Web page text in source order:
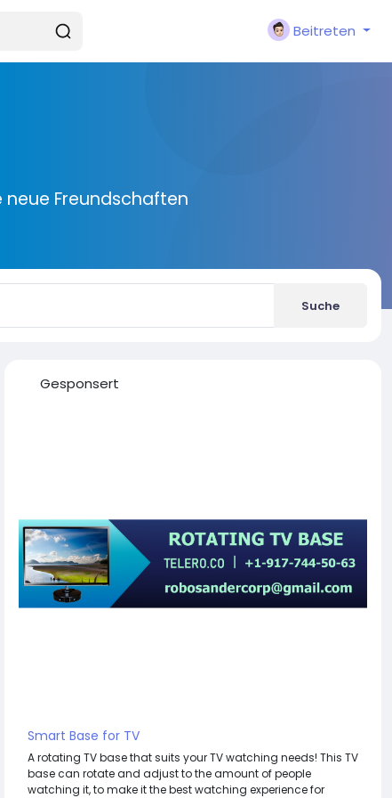
Beitreten
neue Freundschaften
Suche
Gesponsert
Smart Base for TV
A rotating TV base that suits your TV watching needs! This TV
base can rotate and adjust to the amount of people
watching it, to make it the best watching experience for